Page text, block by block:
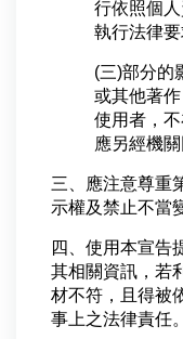
行依照個
執行法律要
(三)部分的
或其他著
使用者，
應另經機關
三、應注意尊重
示權及禁止不當
四、使用本宣告
其相關資訊，若
材不符，且得被
事上之法律責任。